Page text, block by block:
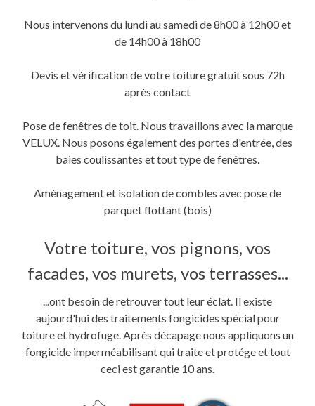
fenêtre)
Nous intervenons du lundi au samedi de 8h00 à 12h00 et
de 14h00 à 18h00
Devis et vérification de votre toiture gratuit sous 72h
après contact
Pose de fenêtres de toit. Nous travaillons avec la marque
VELUX. Nous posons également des portes d'entrée, des
baies coulissantes et tout type de fenêtres.
Aménagement et isolation de combles avec pose de
parquet flottant (bois)
Votre toiture, vos pignons, vos
facades, vos murets, vos terrasses...
...ont besoin de retrouver tout leur éclat. Il existe
aujourd'hui des traitements fongicides spécial pour
toiture et hydrofuge. Après décapage nous appliquons un
fongicide imperméabilisant qui traite et protége et tout
ceci est garantie 10 ans.